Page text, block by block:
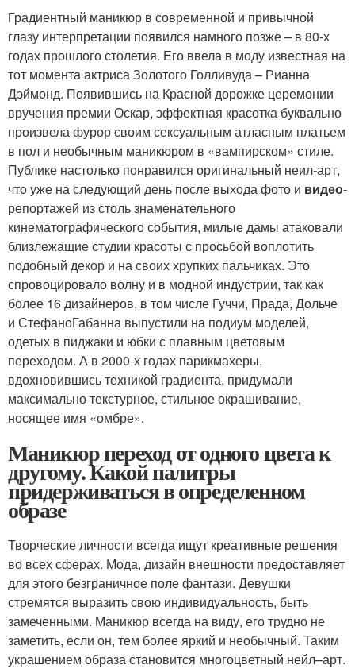
Градиентный маникюр в современной и привычной
глазу интерпретации появился намного позже – в 80-х
годах прошлого столетия. Его ввела в моду известная на
тот момента актриса Золотого Голливуда – Рианна
Дэймонд. Появившись на Красной дорожке церемонии
вручения премии Оскар, эффектная красотка буквально
произвела фурор своим сексуальным атласным платьем
в пол и необычным маникюром в «вампирском» стиле.
Публике настолько понравился оригинальный неил-арт,
что уже на следующий день после выхода фото и видео-
репортажей из столь знаменательного
кинематографического события, милые дамы атаковали
близлежащие студии красоты с просьбой воплотить
подобный декор и на своих хрупких пальчиках. Это
спровоцировало волну и в модной индустрии, так как
более 16 дизайнеров, в том числе Гуччи, Прада, Дольче
и СтефаноГабанна выпустили на подиум моделей,
одетых в пиджаки и юбки с плавным цветовым
переходом. А в 2000-х годах парикмахеры,
вдохновившись техникой градиента, придумали
максимально текстурное, стильное окрашивание,
носящее имя «омбре».
Маникюр переход от одного цвета к
другому. Какой палитры
придерживаться в определенном
образе
Творческие личности всегда ищут креативные решения
во всех сферах. Мода, дизайн внешности предоставляет
для этого безграничное поле фантази. Девушки
стремятся выразить свою индивидуальность, быть
замеченными. Маникюр всегда на виду, его трудно не
заметить, если он, тем более яркий и необычный. Таким
украшением образа становится многоцветный нейл–арт.